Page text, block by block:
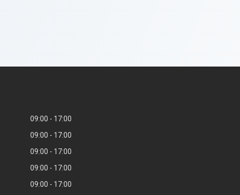
09:00
17:00
09:00
17:00
09:00
17:00
09:00
17:00
09:00 17:00